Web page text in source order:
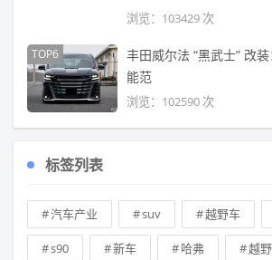
浏览：103429 次
TOP6
丰田威尔法 “黑武士” 改
能范
浏览：102590 次
标签列表
汽车产业 suv 越野车
s90 新车 哈弗 越野